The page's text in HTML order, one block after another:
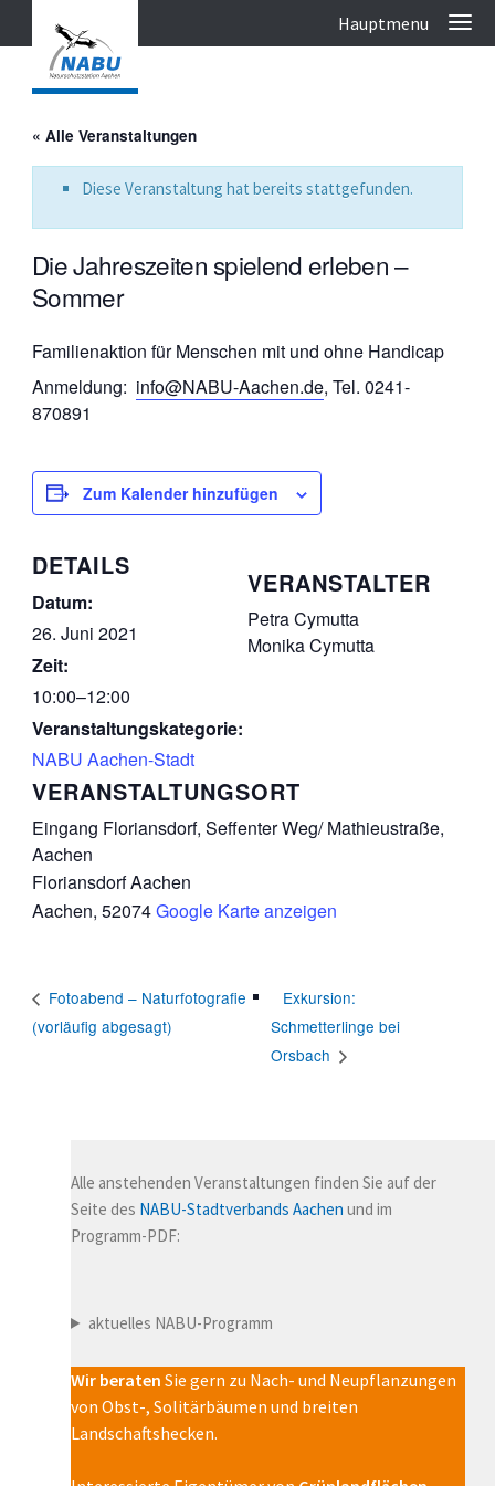
« Alle Veranstaltungen
Diese Veranstaltung hat bereits stattgefunden.
Die Jahreszeiten spielend erleben –
Sommer
Familienaktion für Menschen mit und ohne Handicap
Anmeldung: info@NABU-Aachen.de, Tel. 0241-
870891
Zum Kalender hinzufügen
DETAILS
Datum:
26. Juni 2021
Zeit:
10:00–12:00
Veranstaltungskategorie:
NABU Aachen-Stadt
VERANSTALTUNGSORT
Eingang Floriansdorf, Seffenter Weg/ Mathieustraße,
Aachen
Floriansdorf Aachen
Aachen, 52074Google Karte anzeigen
VERANSTALTER
Petra Cymutta
Monika Cymutta
Fotoabend – Naturfotografie
(vorläufig abgesagt)
Exkursion:
Schmetterlinge bei
Orsbach
Alle anstehenden Veranstaltungen finden Sie auf der
Seite des NABU-Stadtverbands Aachen und im
Programm-PDF:
aktuelles NABU-Programm
Wir beraten Sie gern zu Nach- und Neupflanzungen
von Obst-, Solitärbäumen und breiten
Landschaftshecken.